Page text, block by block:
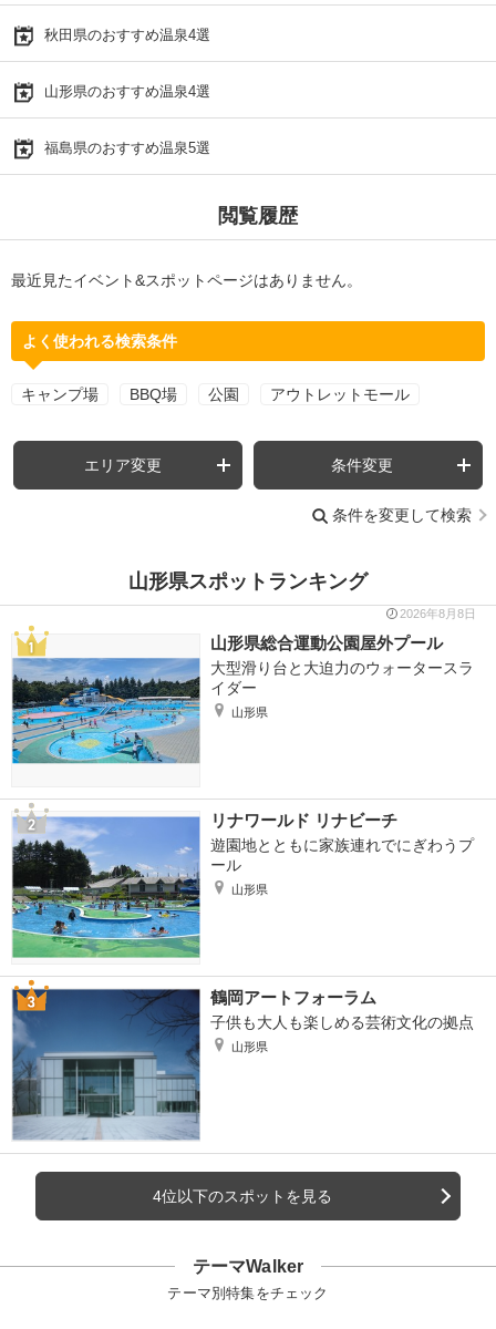
秋田県のおすすめ温泉4選
山形県のおすすめ温泉4選
福島県のおすすめ温泉5選
閲覧履歴
最近見たイベント&スポットページはありません。
よく使われる検索条件
キャンプ場 BBQ場 公園 アウトレットモール
エリア変更 条件変更
条件を変更して検索
山形県スポットランキング
2026年8月8日
山形県総合運動公園屋外プール
大型滑り台と大迫力のウォータースラ
イダー
山形県
リナワールド リナビーチ
遊園地とともに家族連れでにぎわうプ
ール
山形県
鶴岡アートフォーラム
子供も大人も楽しめる芸術文化の拠点
山形県
4位以下のスポットを見る
テーマWalker
テーマ別特集をチェック